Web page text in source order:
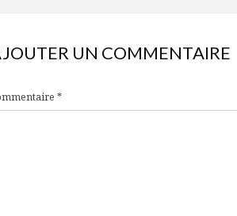
UN COMMENTAIRE
*